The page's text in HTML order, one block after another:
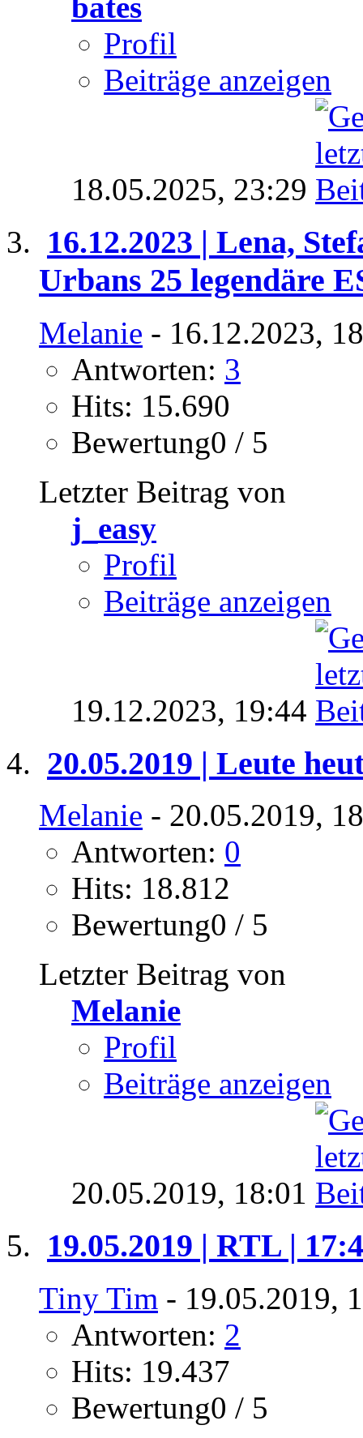
bates
Profil
Beiträge anzeigen
18.05.2025, 23:29
16.12.2023 | Lena,
Urbans 25 legendäre
Melanie - 16.12.2023,
Antworten: 3
Hits: 15.690
Bewertung0 / 5
Letzter Beitrag von
j_easy
Profil
Beiträge anzeigen
19.12.2023, 19:44
20.05.2019 | Leute
Melanie - 20.05.2019,
Antworten: 0
Hits: 18.812
Bewertung0 / 5
Letzter Beitrag von
Melanie
Profil
Beiträge anzeigen
20.05.2019, 18:01
19.05.2019 | RTL |
Tiny Tim - 19.05.2019,
Antworten: 2
Hits: 19.437
Bewertung0 / 5